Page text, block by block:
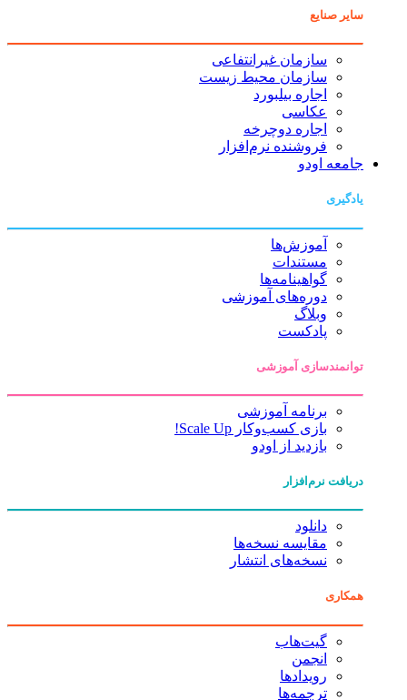
سایر صنایع
سازمان غیرانتفاعی
سازمان محیط زیست
اجاره بیلبورد
عکاسی
اجاره دوچرخه
فروشنده نرم‌افزار
جامعه اودو
یادگیری
آموزش‌ها
مستندات
گواهینامه‌ها
دوره‌های آموزشی
وبلاگ
پادکست
توانمندسازی آموزشی
برنامه آموزشی
بازی کسب‌وکار Scale Up!
بازدید از اودو
دریافت نرم‌افزار
دانلود
مقایسه نسخه‌ها
نسخه‌های انتشار
همکاری
گیت‌هاب
انجمن
رویدادها
ترجمه‌ها